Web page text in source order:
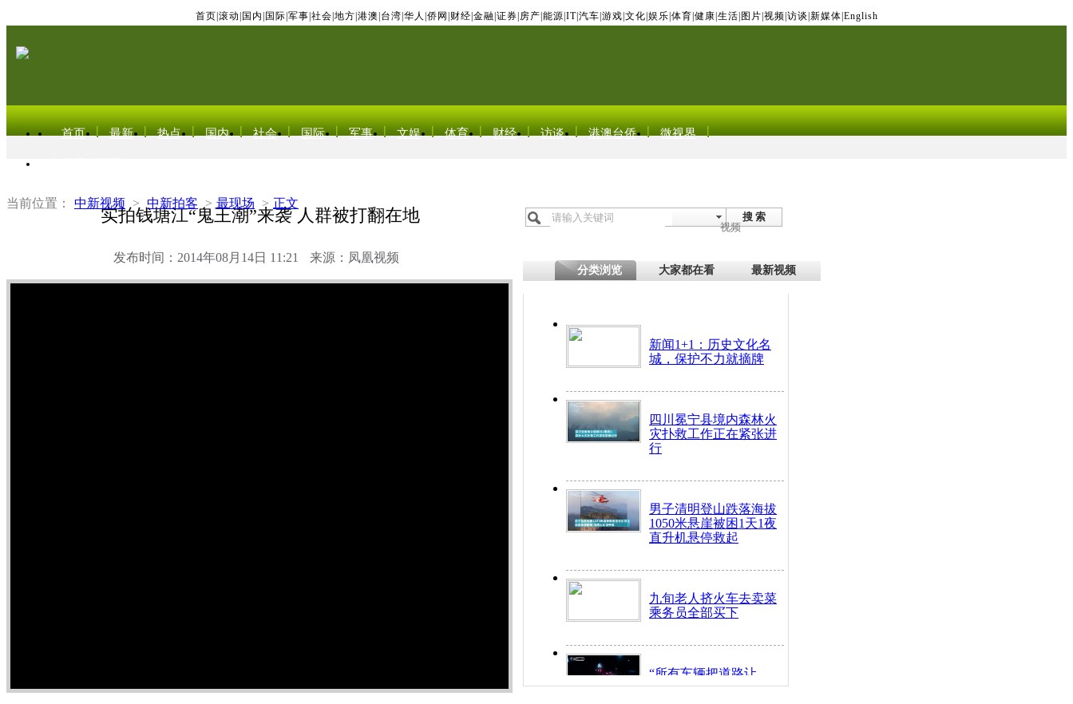
首页 滚动 国内 国际 军事 社会 地方 港澳 台湾 华人 侨网 财经 金融 证券 房产 能源 IT| 汽车 游戏 文化 娱乐 体育 健康 生活 图片 视频 访谈 新媒体 English
首页 最新 热点 国内 社会 国际 军事 文娱 体育 财经 访谈 港澳台侨 微视界
当前位置： 中新视频 > 中新拍客 > 最现场 > 正文
实拍钱塘江“鬼王潮”来袭 人群被打翻在地
发布时间：2014年08月14日 11:21 来源：凤凰视频
搜 索
视频
分类浏览 大家都在看 最新视频
新闻1+1：历史文化名
城，保护不力就摘牌
四川冕宁县境内森林火
灾扑救工作正在紧张进
行
男子清明登山跌落海拔
1050米悬崖被困1天1夜
直升机悬停救起
九旬老人挤火车去卖菜
乘务员全部买下
“所有车辆把道路让
开！”儿童突发疾病交